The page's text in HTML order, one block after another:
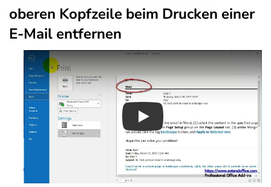
oberen Kopfzeile beim Drucken einer
E-Mail entfernen
Play